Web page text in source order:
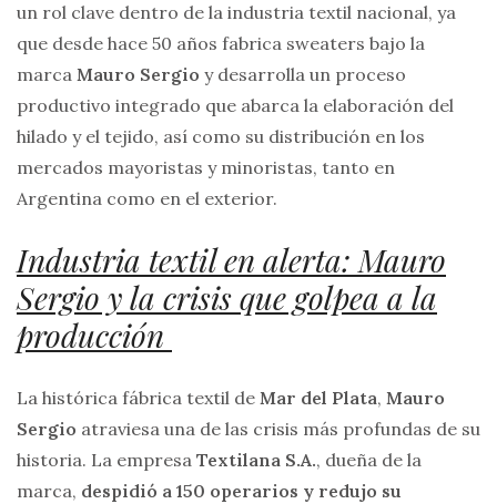
un rol clave dentro de la industria textil nacional, ya
que desde hace 50 años fabrica sweaters bajo la
marca Mauro Sergio y desarrolla un proceso
productivo integrado que abarca la elaboración del
hilado y el tejido, así como su distribución en los
mercados mayoristas y minoristas, tanto en
Argentina como en el exterior.
Industria textil en alerta: Mauro
Sergio y la crisis que golpea a la
producción
La histórica fábrica textil de Mar del Plata, Mauro
Sergio atraviesa una de las crisis más profundas de su
historia. La empresa Textilana S.A., dueña de la
marca, despidió a 150 operarios y redujo su